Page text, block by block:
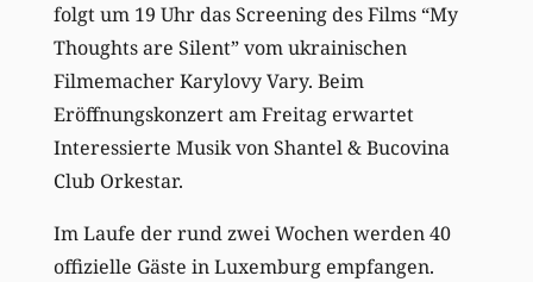
folgt um 19 Uhr das Screening des Films “My
Thoughts are Silent” vom ukrainischen
Filmemacher Karylovy Vary. Beim
Eröffnungskonzert am Freitag erwartet
Interessierte Musik von Shantel & Bucovina
Club Orkestar.
Im Laufe der rund zwei Wochen werden 40
offizielle Gäste in Luxemburg empfangen.